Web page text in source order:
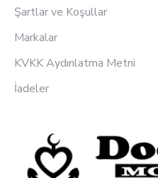
Şartlar ve Koşullar
Markalar
KVKK Aydınlatma Metni
İadeler